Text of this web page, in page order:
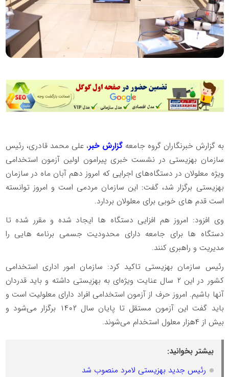
به گزارش خبرنگاران گروه جامعه گزارش خبر، علی محمد قادری، رئیس
سازمان بهزیستی در نشست خبری پیرامون اولین آزمون استخدامی
ویژه معلولان در دستگاه‌های اجرایی که امروز دهم آبان ماه در سازمان
بهزیستی برگزار شد، گفت: این سازمان مردمی است و امروز توانسته
است قدم های خوبی برای معلولان بردارد.
وی افزود: امروز هم افزایی دستگاه ها ایجاد شده و مقرر شده تا
دستگاه ها برای جامعه دارای محدودیت جسمی برنامه هایی را
مدیریت و راهبری کنند.
رئیس سازمان بهزیستی تاکید کرد: سازمان امور اداری استخدامی
کشور در این ۲ سال عنایت ویژه‌ای به بهزیستی داشته‌ و باید قدردان
آنها باشیم. امروز حرف از آزمون استخدامی افراد دارای معلولیت است و
باید گفت این آزمون مستقل تا پایان سال ۱۴۰۲ برگزار می‌شود و
بیش از ۴هزار معلول استخدام می‌شوند.
بیشتر بخوانید:
رئیس جدید بهزیستی لامرد منصوب شد